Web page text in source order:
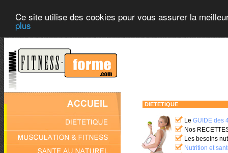
Ce site utilise des cookies pour vous assurer la
plus
DIETETIQUE
Le GUIDE des
Nos
Les besoins
Nutrition et